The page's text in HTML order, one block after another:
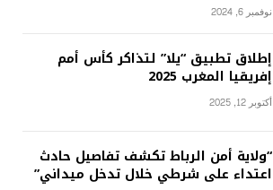
نوفمبر 6, 2024
إطلاق تطبيق “يلا” لتذاكر كأس أمم
إفريقيا المغرب 2025
أكتوبر 12, 2025
“ولاية أمن الرباط تكشف تفاصيل حادث
اعتداء على شرطي خلال تدخل ميداني”